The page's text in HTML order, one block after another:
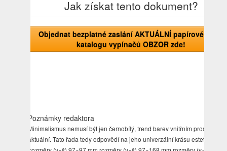
Jak získat tento dokument?
Objednat bezplatné zaslání AKTUÁLNÍ papírové verze
katalogu vypínačů OBZOR zde!
Poznámky redaktora
Minimalismus nemusí být jen černobílý, trend barev vnitřním prostoru
aktuální. Tato řada tedy odpovědí na jeho univerzální krásu estetiku.